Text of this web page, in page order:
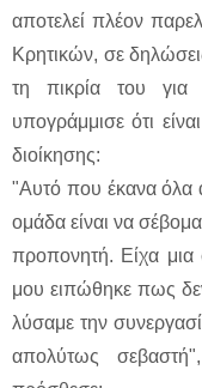
αποτελεί πλέον
Κρητικών, σε
τη πικρία του
υπογράμμισε ότι
διοίκησης:
"Αυτό που έκανα όλα
ομάδα είναι να
προπονητή. Είχα μια
μου ειπώθηκε πως
λύσαμε την
απολύτως